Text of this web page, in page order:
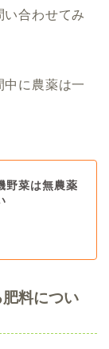
い合わせてみ
中に農薬は一
野菜は無農薬
料につい